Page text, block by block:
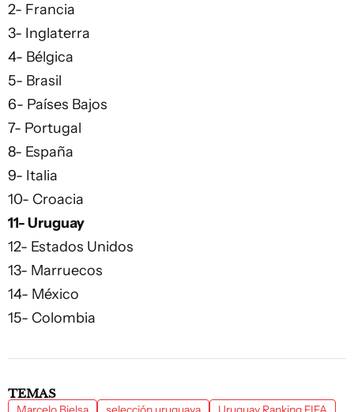
2- Francia
3- Inglaterra
4- Bélgica
5- Brasil
6- Países Bajos
7- Portugal
8- España
9- Italia
10- Croacia
11- Uruguay
12- Estados Unidos
13- Marruecos
14- México
15- Colombia
TEMAS